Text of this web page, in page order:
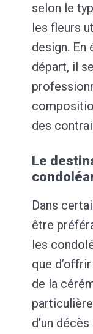
selon le
les fleurs
design. En
départ, il
des
Le
Dans
être
les
que
de la
d’un